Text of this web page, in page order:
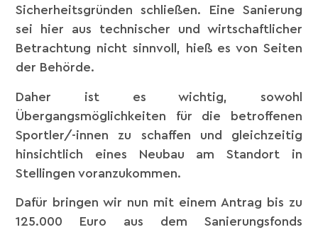
Sicherheitsgründen schließen. Eine Sanierung
sei hier aus technischer und wirtschaftlicher
Betrachtung nicht sinnvoll, hieß es von Seiten
der Behörde.
Daher ist es wichtig, sowohl
Übergangsmöglichkeiten für die betroffenen
Sportler/-innen zu schaffen und gleichzeitig
hinsichtlich eines Neubau am Standort in
Stellingen voranzukommen.
Dafür bringen wir nun mit einem Antrag bis zu
125.000 Euro aus dem Sanierungsfonds